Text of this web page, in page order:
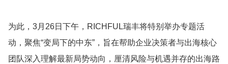
为此，3月26日下午，RICHFUL瑞丰将特别举办专题活
动，聚焦“变局下的中东”，旨在帮助企业决策者与出海核心
团队深入理解最新局势动向，厘清风险与机遇并存的出海路